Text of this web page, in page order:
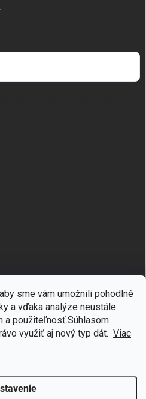
sme vám umožnili pohodlné
a vďaka analýze neustále
a použiteľnosť.Súhlasom
využiť aj nový typ dát. Viac
práva vyhradené.Upraviť nastavenie
zľavu na prvý nákup